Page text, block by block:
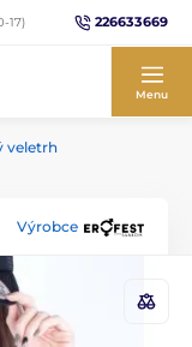
17) 226633669
Menu
veletrh
Výrobce